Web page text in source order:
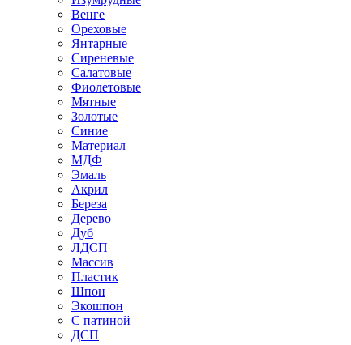
Венге
Ореховые
Янтарные
Сиреневые
Салатовые
Фиолетовые
Мятные
Золотые
Синие
Материал
МДФ
Эмаль
Акрил
Береза
Дерево
Дуб
ЛДСП
Массив
Пластик
Шпон
Экошпон
С патиной
ДСП